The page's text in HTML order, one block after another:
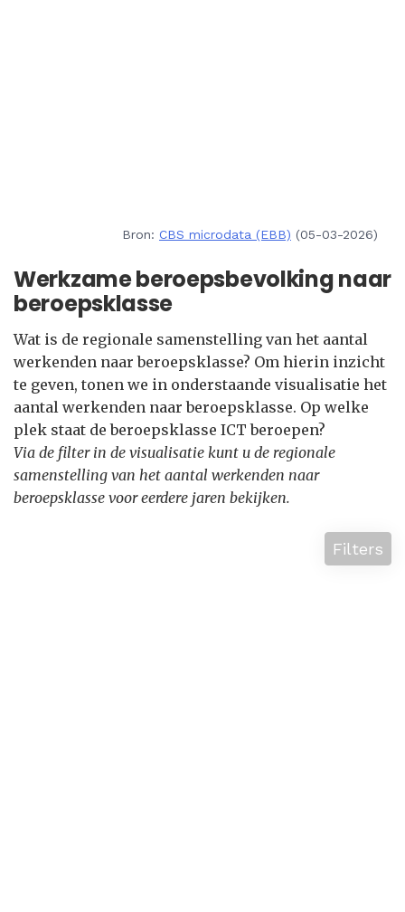
Bron: CBS microdata (EBB) (05-03-2026)
Werkzame beroepsbevolking naar
beroepsklasse
Wat is de regionale samenstelling van het aantal
werkenden naar beroepsklasse? Om hierin inzicht
te geven, tonen we in onderstaande visualisatie het
aantal werkenden naar beroepsklasse. Op welke
plek staat de beroepsklasse ICT beroepen?
Via de filter in de visualisatie kunt u de regionale
samenstelling van het aantal werkenden naar
beroepsklasse voor eerdere jaren bekijken.
Filters